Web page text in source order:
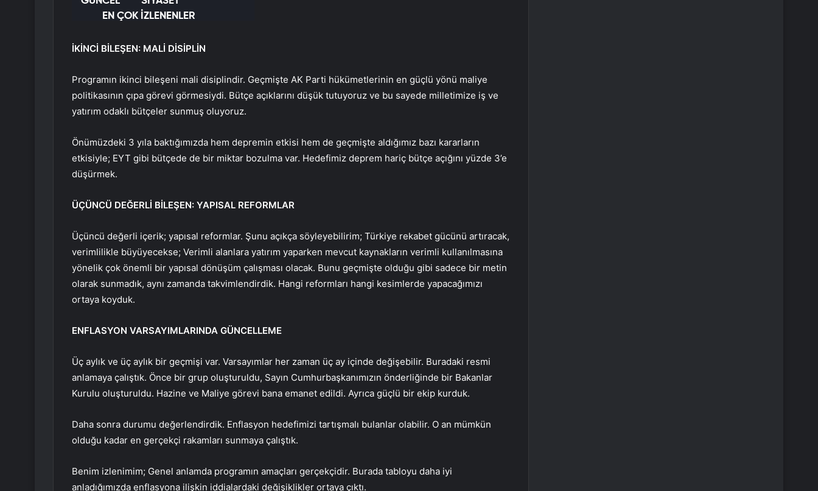
İKİNCİ BİLEŞEN: MALİ DİSİPLİN
Programın ikinci bileşeni mali disiplindir. Geçmişte AK Parti hükümetlerinin en güçlü yönü maliye
politikasının çıpa görevi görmesiydi. Bütçe açıklarını düşük tutuyoruz ve bu sayede milletimize iş ve
yatırım odaklı bütçeler sunmuş oluyoruz.
Önümüzdeki 3 yıla baktığımızda hem depremin etkisi hem de geçmişte aldığımız bazı kararların
etkisiyle; EYT gibi bütçede de bir miktar bozulma var. Hedefimiz deprem hariç bütçe açığını yüzde 3’e
düşürmek.
ÜÇÜNCÜ DEĞERLİ BİLEŞEN: YAPISAL REFORMLAR
Üçüncü değerli içerik; yapısal reformlar. Şunu açıkça söyleyebilirim; Türkiye rekabet gücünü artıracak,
verimlilikle büyüyecekse; Verimli alanlara yatırım yaparken mevcut kaynakların verimli kullanılmasına
yönelik çok önemli bir yapısal dönüşüm çalışması olacak. Bunu geçmişte olduğu gibi sadece bir metin
olarak sunmadık, aynı zamanda takvimlendirdik. Hangi reformları hangi kesimlerde yapacağımızı
ortaya koyduk.
ENFLASYON VARSAYIMLARINDA GÜNCELLEME
Üç aylık ve üç aylık bir geçmişi var. Varsayımlar her zaman üç ay içinde değişebilir. Buradaki resmi
anlamaya çalıştık. Önce bir grup oluşturuldu, Sayın Cumhurbaşkanımızın önderliğinde bir Bakanlar
Kurulu oluşturuldu. Hazine ve Maliye görevi bana emanet edildi. Ayrıca güçlü bir ekip kurduk.
Daha sonra durumu değerlendirdik. Enflasyon hedefimizi tartışmalı bulanlar olabilir. O an mümkün
olduğu kadar en gerçekçi rakamları sunmaya çalıştık.
Benim izlenimim; Genel anlamda programın amaçları gerçekçidir. Burada tabloyu daha iyi
anladığımızda enflasyona ilişkin iddialardaki değişiklikler ortaya çıktı.